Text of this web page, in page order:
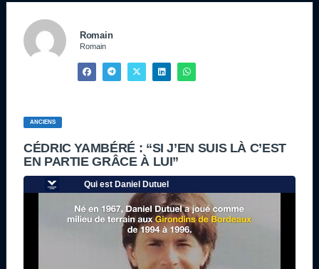
Romain
Romain
ANCIENS
CÉDRIC YAMBÉRÉ : “SI J’EN SUIS LÀ C’EST
EN PARTIE GRÂCE À LUI”